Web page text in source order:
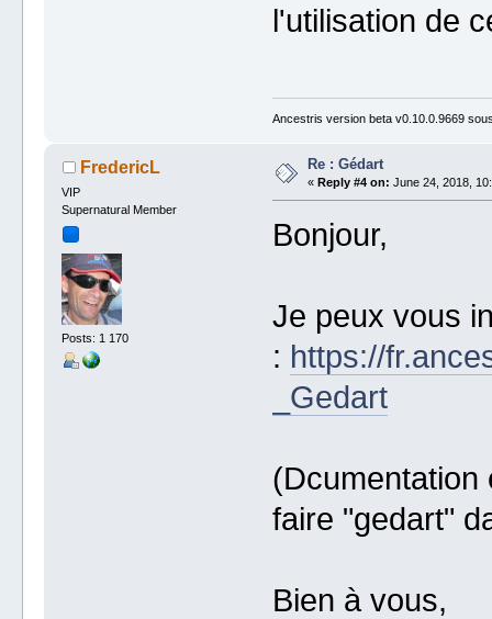
l'utilisation de
Ancestris version beta v0.10.0.9669
FredericL
VIP
Supernatural Member
Posts: 1 170
Re : Gédart
«Reply #4 on: June 24, 2018,
Bonjour,
Je peux vous
: https://
_Gedart
(Dcumentation
faire "gedart"
Bien à vous,